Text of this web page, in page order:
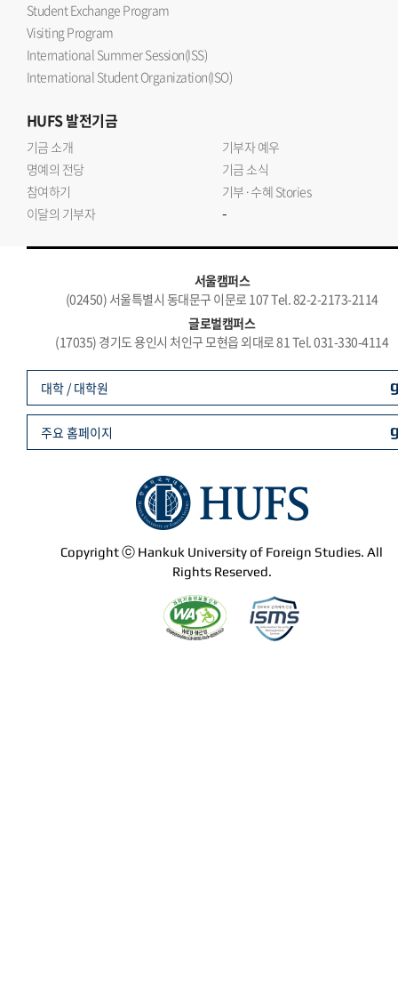
Student Exchange Program
Visiting Program
International Summer Session(ISS)
International Student Organization(ISO)
HUFS발전기금
기금 소개
기부자 예우
명예의 전당
기금 소식
참여하기
기부·수혜 Stories
이달의 기부자
-
서울캠퍼스
(02450) 서울특별시 동대문구 이문로 107 Tel. 82-2-2173-2114
글로벌캠퍼스
(17035) 경기도 용인시 처인구 모현읍 외대로 81 Tel. 031-330-4114
Copyright ⓒ Hankuk University of Foreign Studies. All
Rights Reserved.
대학 / 대학원
주요 홈페이지